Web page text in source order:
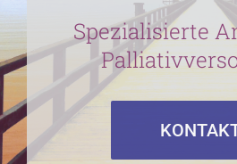
Spezialisierte